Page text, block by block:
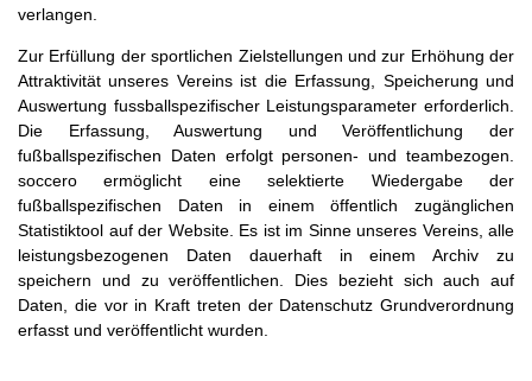
verlangen.
Zur Erfüllung der sportlichen Zielstellungen und zur Erhöhung der
Attraktivität unseres Vereins ist die Erfassung, Speicherung und
Auswertung fussballspezifischer Leistungsparameter erforderlich.
Die Erfassung, Auswertung und Veröffentlichung der
fußballspezifischen Daten erfolgt personen- und teambezogen.
soccero ermöglicht eine selektierte Wiedergabe der
fußballspezifischen Daten in einem öffentlich zugänglichen
Statistiktool auf der Website. Es ist im Sinne unseres Vereins, alle
leistungsbezogenen Daten dauerhaft in einem Archiv zu
speichern und zu veröffentlichen. Dies bezieht sich auch auf
Daten, die vor in Kraft treten der Datenschutz Grundverordnung
erfasst und veröffentlicht wurden.